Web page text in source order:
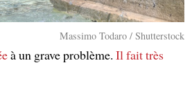
Massimo Todaro / Shutterstock
à un grave problème. Il fait très